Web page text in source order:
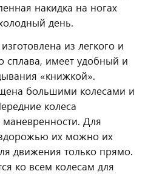
накидка на ногах
день.
из легкого и
имеет удобный и
«книжкой».
большими колесами и
колеса
Для
их можно их
движения только прямо.
ко всем колесам для